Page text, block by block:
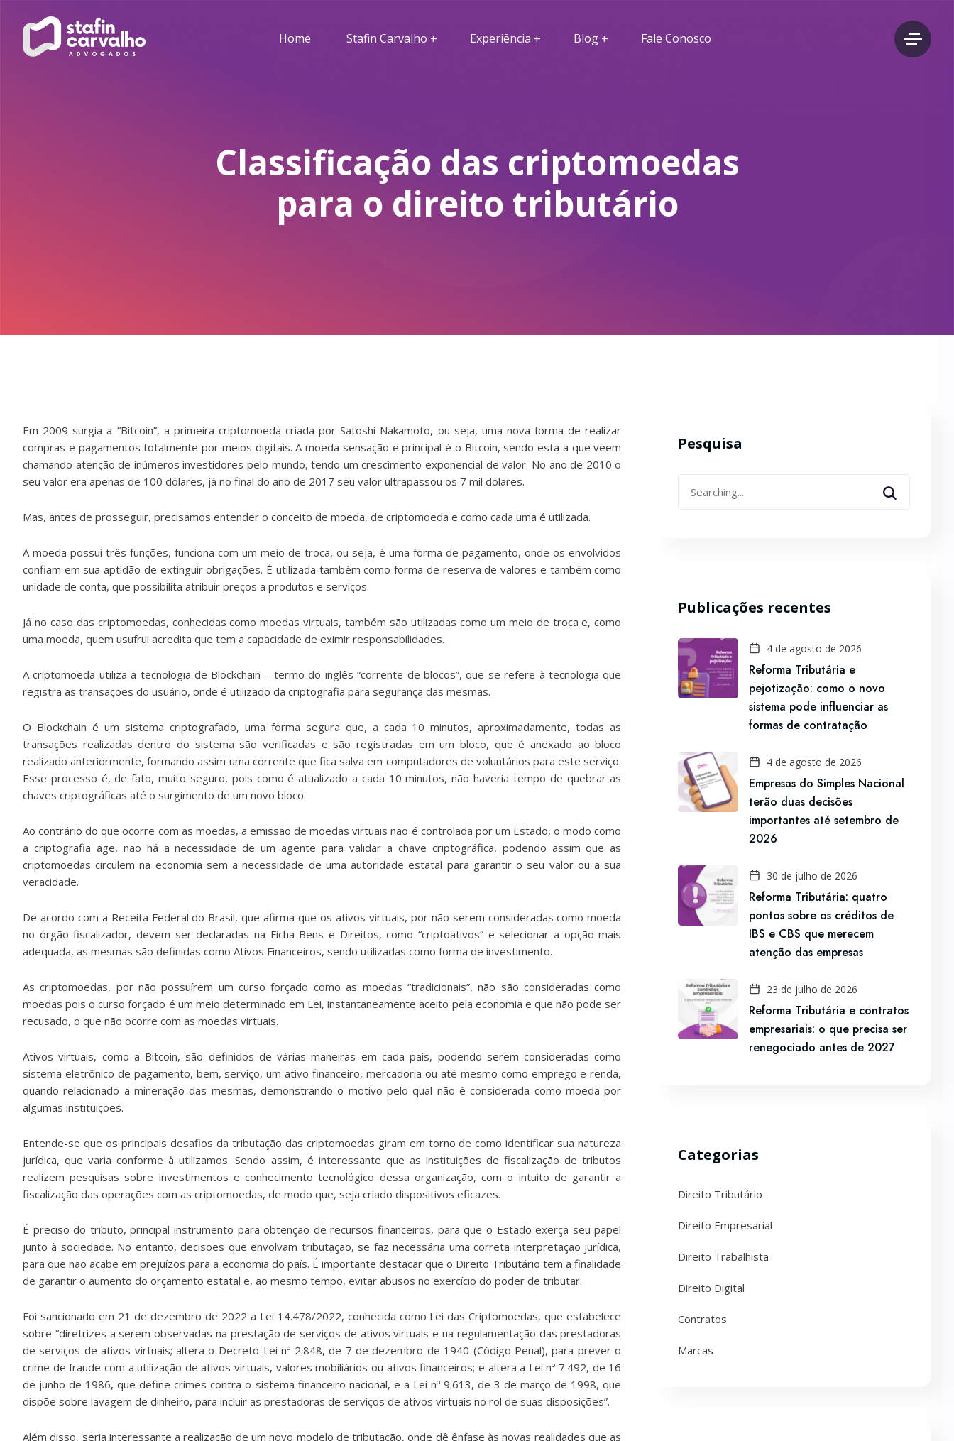
Home Stafin Carvalho Experiência Blog Fale Conosco
Classificação das criptomoedas
para o direito tributário
Em 2009 surgia a “Bitcoin”, a primeira criptomoeda criada por Satoshi Nakamoto, ou seja, uma nova forma de realizar
compras e pagamentos totalmente por meios digitais. A moeda sensação e principal é o Bitcoin, sendo esta a que veem
chamando atenção de inúmeros investidores pelo mundo, tendo um crescimento exponencial de valor. No ano de 2010 o
seu valor era apenas de 100 dólares, já no final do ano de 2017 seu valor ultrapassou os 7 mil dólares.
Mas, antes de prosseguir, precisamos entender o conceito de moeda, de criptomoeda e como cada uma é utilizada.
A moeda possui três funções, funciona com um meio de troca, ou seja, é uma forma de pagamento, onde os envolvidos
confiam em sua aptidão de extinguir obrigações. É utilizada também como forma de reserva de valores e também como
unidade de conta, que possibilita atribuir preços a produtos e serviços.
Já no caso das criptomoedas, conhecidas como moedas virtuais, também são utilizadas como um meio de troca e, como
uma moeda, quem usufrui acredita que tem a capacidade de eximir responsabilidades.
A criptomoeda utiliza a tecnologia de Blockchain – termo do inglês “corrente de blocos”, que se refere à tecnologia que
registra as transações do usuário, onde é utilizado da criptografia para segurança das mesmas.
O Blockchain é um sistema criptografado, uma forma segura que, a cada 10 minutos, aproximadamente, todas as
transações realizadas dentro do sistema são verificadas e são registradas em um bloco, que é anexado ao bloco
realizado anteriormente, formando assim uma corrente que fica salva em computadores de voluntários para este serviço.
Esse processo é, de fato, muito seguro, pois como é atualizado a cada 10 minutos, não haveria tempo de quebrar as
chaves criptográficas até o surgimento de um novo bloco.
Ao contrário do que ocorre com as moedas, a emissão de moedas virtuais não é controlada por um Estado, o modo como
a criptografia age, não há a necessidade de um agente para validar a chave criptográfica, podendo assim que as
criptomoedas circulem na economia sem a necessidade de uma autoridade estatal para garantir o seu valor ou a sua
veracidade.
De acordo com a Receita Federal do Brasil, que afirma que os ativos virtuais, por não serem consideradas como moeda
no órgão fiscalizador, devem ser declaradas na Ficha Bens e Direitos, como “criptoativos” e selecionar a opção mais
adequada, as mesmas são definidas como Ativos Financeiros, sendo utilizadas como forma de investimento.
As criptomoedas, por não possuírem um curso forçado como as moedas “tradicionais”, não são consideradas como
moedas pois o curso forçado é um meio determinado em Lei, instantaneamente aceito pela economia e que não pode ser
recusado, o que não ocorre com as moedas virtuais.
Ativos virtuais, como a Bitcoin, são definidos de várias maneiras em cada país, podendo serem consideradas como
sistema eletrônico de pagamento, bem, serviço, um ativo financeiro, mercadoria ou até mesmo como emprego e renda,
quando relacionado a mineração das mesmas, demonstrando o motivo pelo qual não é considerada como moeda por
algumas instituições.
Entende-se que os principais desafios da tributação das criptomoedas giram em torno de como identificar sua natureza
jurídica, que varia conforme à utilizamos. Sendo assim, é interessante que as instituições de fiscalização de tributos
realizem pesquisas sobre investimentos e conhecimento tecnológico dessa organização, com o intuito de garantir a
fiscalização das operações com as criptomoedas, de modo que, seja criado dispositivos eficazes.
É preciso do tributo, principal instrumento para obtenção de recursos financeiros, para que o Estado exerça seu papel
junto à sociedade. No entanto, decisões que envolvam tributação, se faz necessária uma correta interpretação jurídica,
para que não acabe em prejuízos para a economia do país. É importante destacar que o Direito Tributário tem a finalidade
de garantir o aumento do orçamento estatal e, ao mesmo tempo, evitar abusos no exercício do poder de tributar.
Foi sancionado em 21 de dezembro de 2022 a Lei 14.478/2022, conhecida como Lei das Criptomoedas, que estabelece
sobre “diretrizes a serem observadas na prestação de serviços de ativos virtuais e na regulamentação das prestadoras
de serviços de ativos virtuais; altera o Decreto-Lei nº 2.848, de 7 de dezembro de 1940 (Código Penal), para prever o
crime de fraude com a utilização de ativos virtuais, valores mobiliários ou ativos financeiros; e altera a Lei nº 7.492, de 16
de junho de 1986, que define crimes contra o sistema financeiro nacional, e a Lei nº 9.613, de 3 de março de 1998, que
dispõe sobre lavagem de dinheiro, para incluir as prestadoras de serviços de ativos virtuais no rol de suas disposições”.
Além disso, seria interessante a realização de um novo modelo de tributação, onde dê ênfase às novas realidades que as
Pesquisa
for:
Publicações recentes
4 de agosto de 2026
Reforma Tributária e
pejotização: como o novo
sistema pode influenciar as
formas de contratação
4 de agosto de 2026
Empresas do Simples Nacional
terão duas decisões
importantes até setembro de
2026
30 de julho de 2026
Reforma Tributária: quatro
pontos sobre os créditos de
IBS e CBS que merecem
atenção das empresas
23 de julho de 2026
Reforma Tributária e contratos
empresariais: o que precisa ser
renegociado antes de 2027
Categorias
Direito Tributário
Direito Empresarial
Direito Trabalhista
Direito Digital
Contratos
Marcas